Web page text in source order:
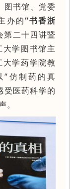
图书馆、党委
办的“书香浙
第二十四讲暨
学图书馆主
学药学院教
“仿制药的真
受医药科学的